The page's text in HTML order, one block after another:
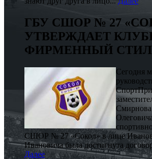
ГБУ СШОР № 27
УТВЕРЖДАЕТ
ФИРМЕННЫЙ
Сегодня
СШОР № 27 «Сокол» в лице
Ивановича была достигнута
Далее